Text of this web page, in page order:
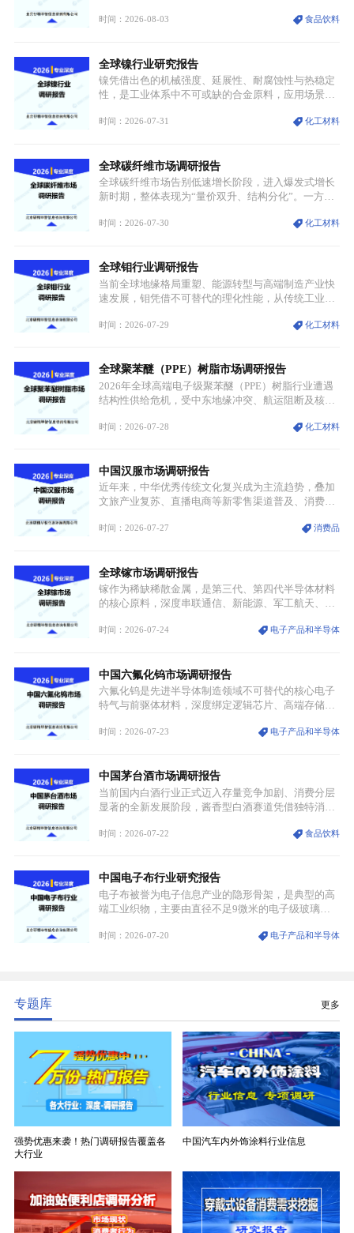
型，叠加消费需求升级、线上流量变革、新零售业态
特点，在消费、创业、政策、技术多重驱动下，依旧
具备强劲的发展活力。
时间：2026-08-03 食品饮料
全球镍行业研究报告
镍凭借出色的机械强度、延展性、耐腐蚀性与热稳定
性，是工业体系中不可或缺的合金原料，应用场景横
用价值难以被替代。依托理化优势，镍被全球主要经
型为新能源核心战略矿产，全球产业形成“印尼掌控
资源与产能、中国主导消费与技术、工艺向低碳湿法
迭代、再生镍加速补位”的全新格局。
时间：2026-07-31 化工材料
全球碳纤维市场调研报告
全球碳纤维市场告别低速增长阶段，进入爆发式增长
新时期，整体表现为“量价双升、结构分化”。一方面
持续扩张；另一方面产品、需求、应用场景呈现明显
体规模扩张，高附加值领域与规模化工业应用形成两
大独立增长体系。
时间：2026-07-30 化工材料
全球钼行业调研报告
当前全球地缘格局重塑、能源转型与高端制造产业快
速发展，钼凭借不可替代的理化性能，从传统工业金
需格局重构、价值体系重估的新阶段。钼是典型难熔
贯穿传统工业、高端制造、军工、新能源等多个核心
产业，成为现代工业体系中不可或缺的基础材料。
时间：2026-07-29 化工材料
全球聚苯醚（PPE）树脂市场调研报告
2026年全球高端电子级聚苯醚（PPE）树脂行业遭遇
结构性供给危机，受中东地缘冲突、航运阻断及核心
停产，行业长期维持寡头垄断的供应链格局彻底瓦
价无市”的供给真空，并沿高频覆铜板、PCB电路板向
AI服务器、5G基站等高端电子终端持续传导，全产业
链生产、成本、交付均承受巨大压力。
时间：2026-07-28 化工材料
中国汉服市场调研报告
近年来，中华优秀传统文化复兴成为主流趋势，叠加
文旅产业复苏、直播电商等新零售渠道普及、消费群
服不再局限于传统节日、古风活动等小众场景，逐步
重要载体。同时，行业标准落地、生产技术升级、原
创设计能力提升，进一步夯实产业发展根基，吸引传
统服饰品牌、文旅企业等跨界入局，市场活力持续释
时间：2026-07-27 消费品
全球镓市场调研报告
镓作为稀缺稀散金属，是第三代、第四代半导体材料
的核心原料，深度串联通信、新能源、军工航天、光
与大国科技博弈的关键战略资源。镓并非传统大宗金
领域渗透”的战略体系，成为全球科技产业运转的刚
需资源。
时间：2026-07-24 电子产品和半导体
中国六氟化钨市场调研报告
六氟化钨是先进半导体制造领域不可替代的核心电子
特气与前驱体材料，深度绑定逻辑芯片、高端存储芯
沉积（CVD）、原子层沉积（ALD）工艺专用前驱体
密制造流程。
时间：2026-07-23 电子产品和半导体
中国茅台酒市场调研报告
当前国内白酒行业正式迈入存量竞争加剧、消费分层
显著的全新发展阶段，酱香型白酒赛道凭借独特消费
道。贵州茅台凭借独一无二的核心产区壁垒、刚性产
业。
时间：2026-07-22 食品饮料
中国电子布行业研究报告
电子布被誉为电子信息产业的隐形骨架，是典型的高
端工业织物，主要由直径不足9微米的电子级玻璃纤
生产制造过程中不可或缺的核心基材。电子布具备高
时间：2026-07-20 电子产品和半导体
专题库 更多
强势优惠来袭！热门调研报告覆盖各
大行业
中国汽车内外饰涂料行业信息